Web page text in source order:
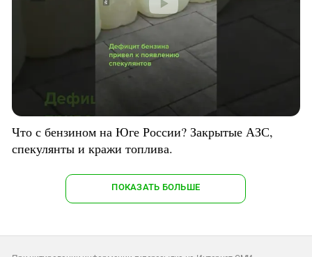
Что с бензином на Юге России? Закрытые АЗС,
спекулянты и кражи топлива.
ПОКАЗАТЬ БОЛЬШЕ